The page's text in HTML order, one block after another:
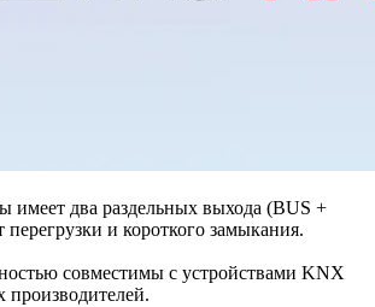
имеет два раздельных выхода (BUS +
и короткого замыкания.
совместимы с устройствами KNX